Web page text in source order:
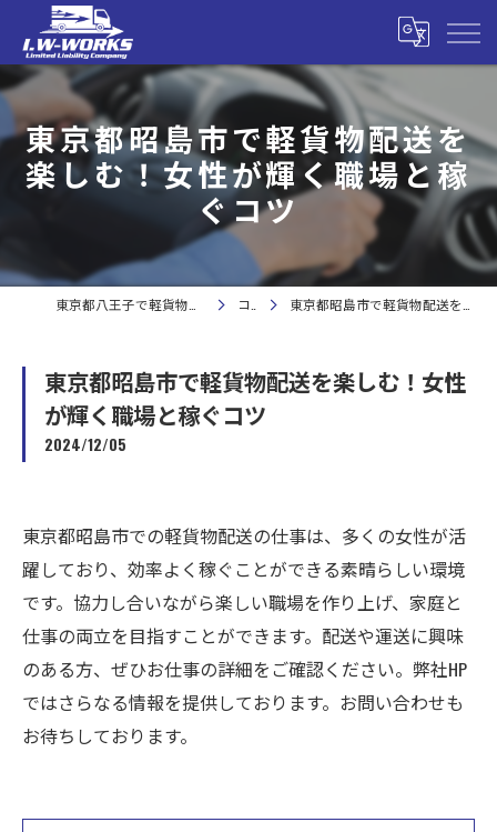
東京都昭島市で軽貨物配送を
楽しむ！女性が輝く職場と稼
ぐコツ
コラム 東京都昭島市で軽貨物配送を楽しむ！女性が輝く職場と稼ぐコツ
東京都昭島市で軽貨物配送を楽しむ！女性
が輝く職場と稼ぐコツ
2024/12/05
東京都昭島市での軽貨物配送の仕事は、多くの女性が活
躍しており、効率よく稼ぐことができる素晴らしい環境
です。協力し合いながら楽しい職場を作り上げ、家庭と
仕事の両立を目指すことができます。配送や運送に興味
のある方、ぜひお仕事の詳細をご確認ください。弊社HP
ではさらなる情報を提供しております。お問い合わせも
お待ちしております。